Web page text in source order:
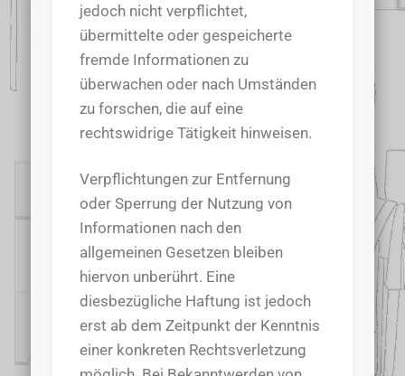
jedoch nicht verpflichtet,
übermittelte oder gespeicherte
fremde Informationen zu
überwachen oder nach Umständen
zu forschen, die auf eine
rechtswidrige Tätigkeit hinweisen.
Verpflichtungen zur Entfernung
oder Sperrung der Nutzung von
Informationen nach den
allgemeinen Gesetzen bleiben
hiervon unberührt. Eine
diesbezügliche Haftung ist jedoch
erst ab dem Zeitpunkt der Kenntnis
einer konkreten Rechtsverletzung